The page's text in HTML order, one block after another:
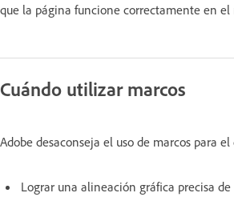
que la página funcione correctamente en el
Cuándo utilizar marcos
Adobe desaconseja el uso de marcos para
Lograr una alineación gráfica precisa